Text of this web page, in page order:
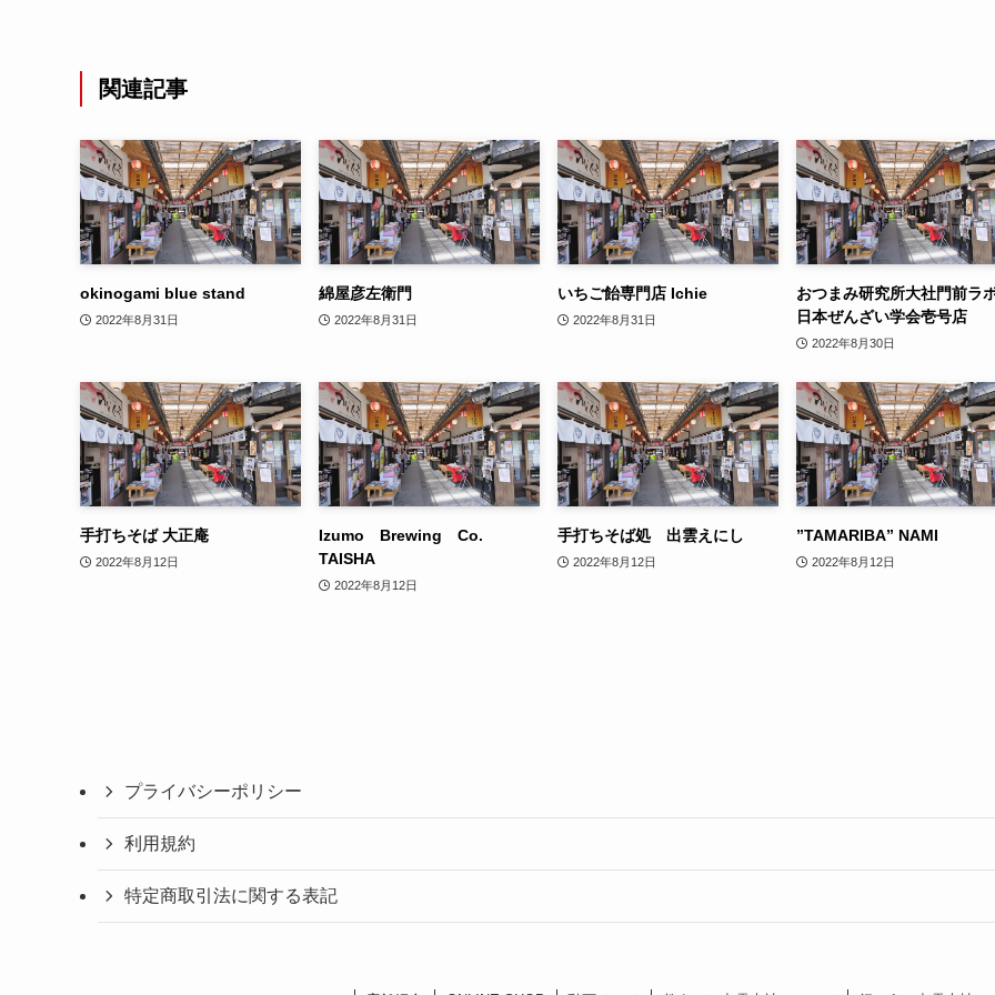
関連記事
okinogami blue stand
2022年8月31日
綿屋彦左衛門
2022年8月31日
いちご飴専門店 Ichie
2022年8月31日
おつまみ研究所大社門前ラ
日本ぜんざい学会壱号店
2022年8月30日
手打ちそば 大正庵
2022年8月12日
Izumo Brewing Co.
TAISHA
2022年8月12日
手打ちそば処 出雲えにし
2022年8月12日
”TAMARIBA” NAMI
2022年8月12日
プライバシーポリシー
利用規約
特定商取引法に関する表記